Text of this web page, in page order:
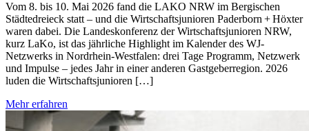
Vom 8. bis 10. Mai 2026 fand die LAKO NRW im Bergischen
Städtedreieck statt – und die Wirtschaftsjunioren Paderborn + Höxter
waren dabei. Die Landeskonferenz der Wirtschaftsjunioren NRW,
kurz LaKo, ist das jährliche Highlight im Kalender des WJ-
Netzwerks in Nordrhein-Westfalen: drei Tage Programm, Netzwerk
und Impulse – jedes Jahr in einer anderen Gastgeberregion. 2026
luden die Wirtschaftsjunioren […]
Mehr erfahren